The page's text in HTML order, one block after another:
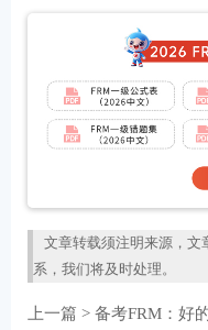
文章转载须注明来源，文
系，我们将及时处理。
上一篇 > 备考FRM：好